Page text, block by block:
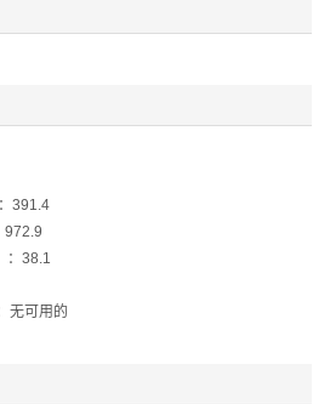
： 391.4
972.9
： 38.1
无可用的